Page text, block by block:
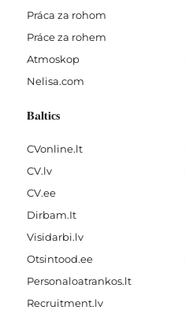
Práca za rohom
Práce za rohem
Atmoskop
Nelisa.com
Baltics
CVonline.lt
CV.lv
CV.ee
Dirbam.It
Visidarbi.lv
Otsintood.ee
Personaloatrankos.lt
Recruitment.lv